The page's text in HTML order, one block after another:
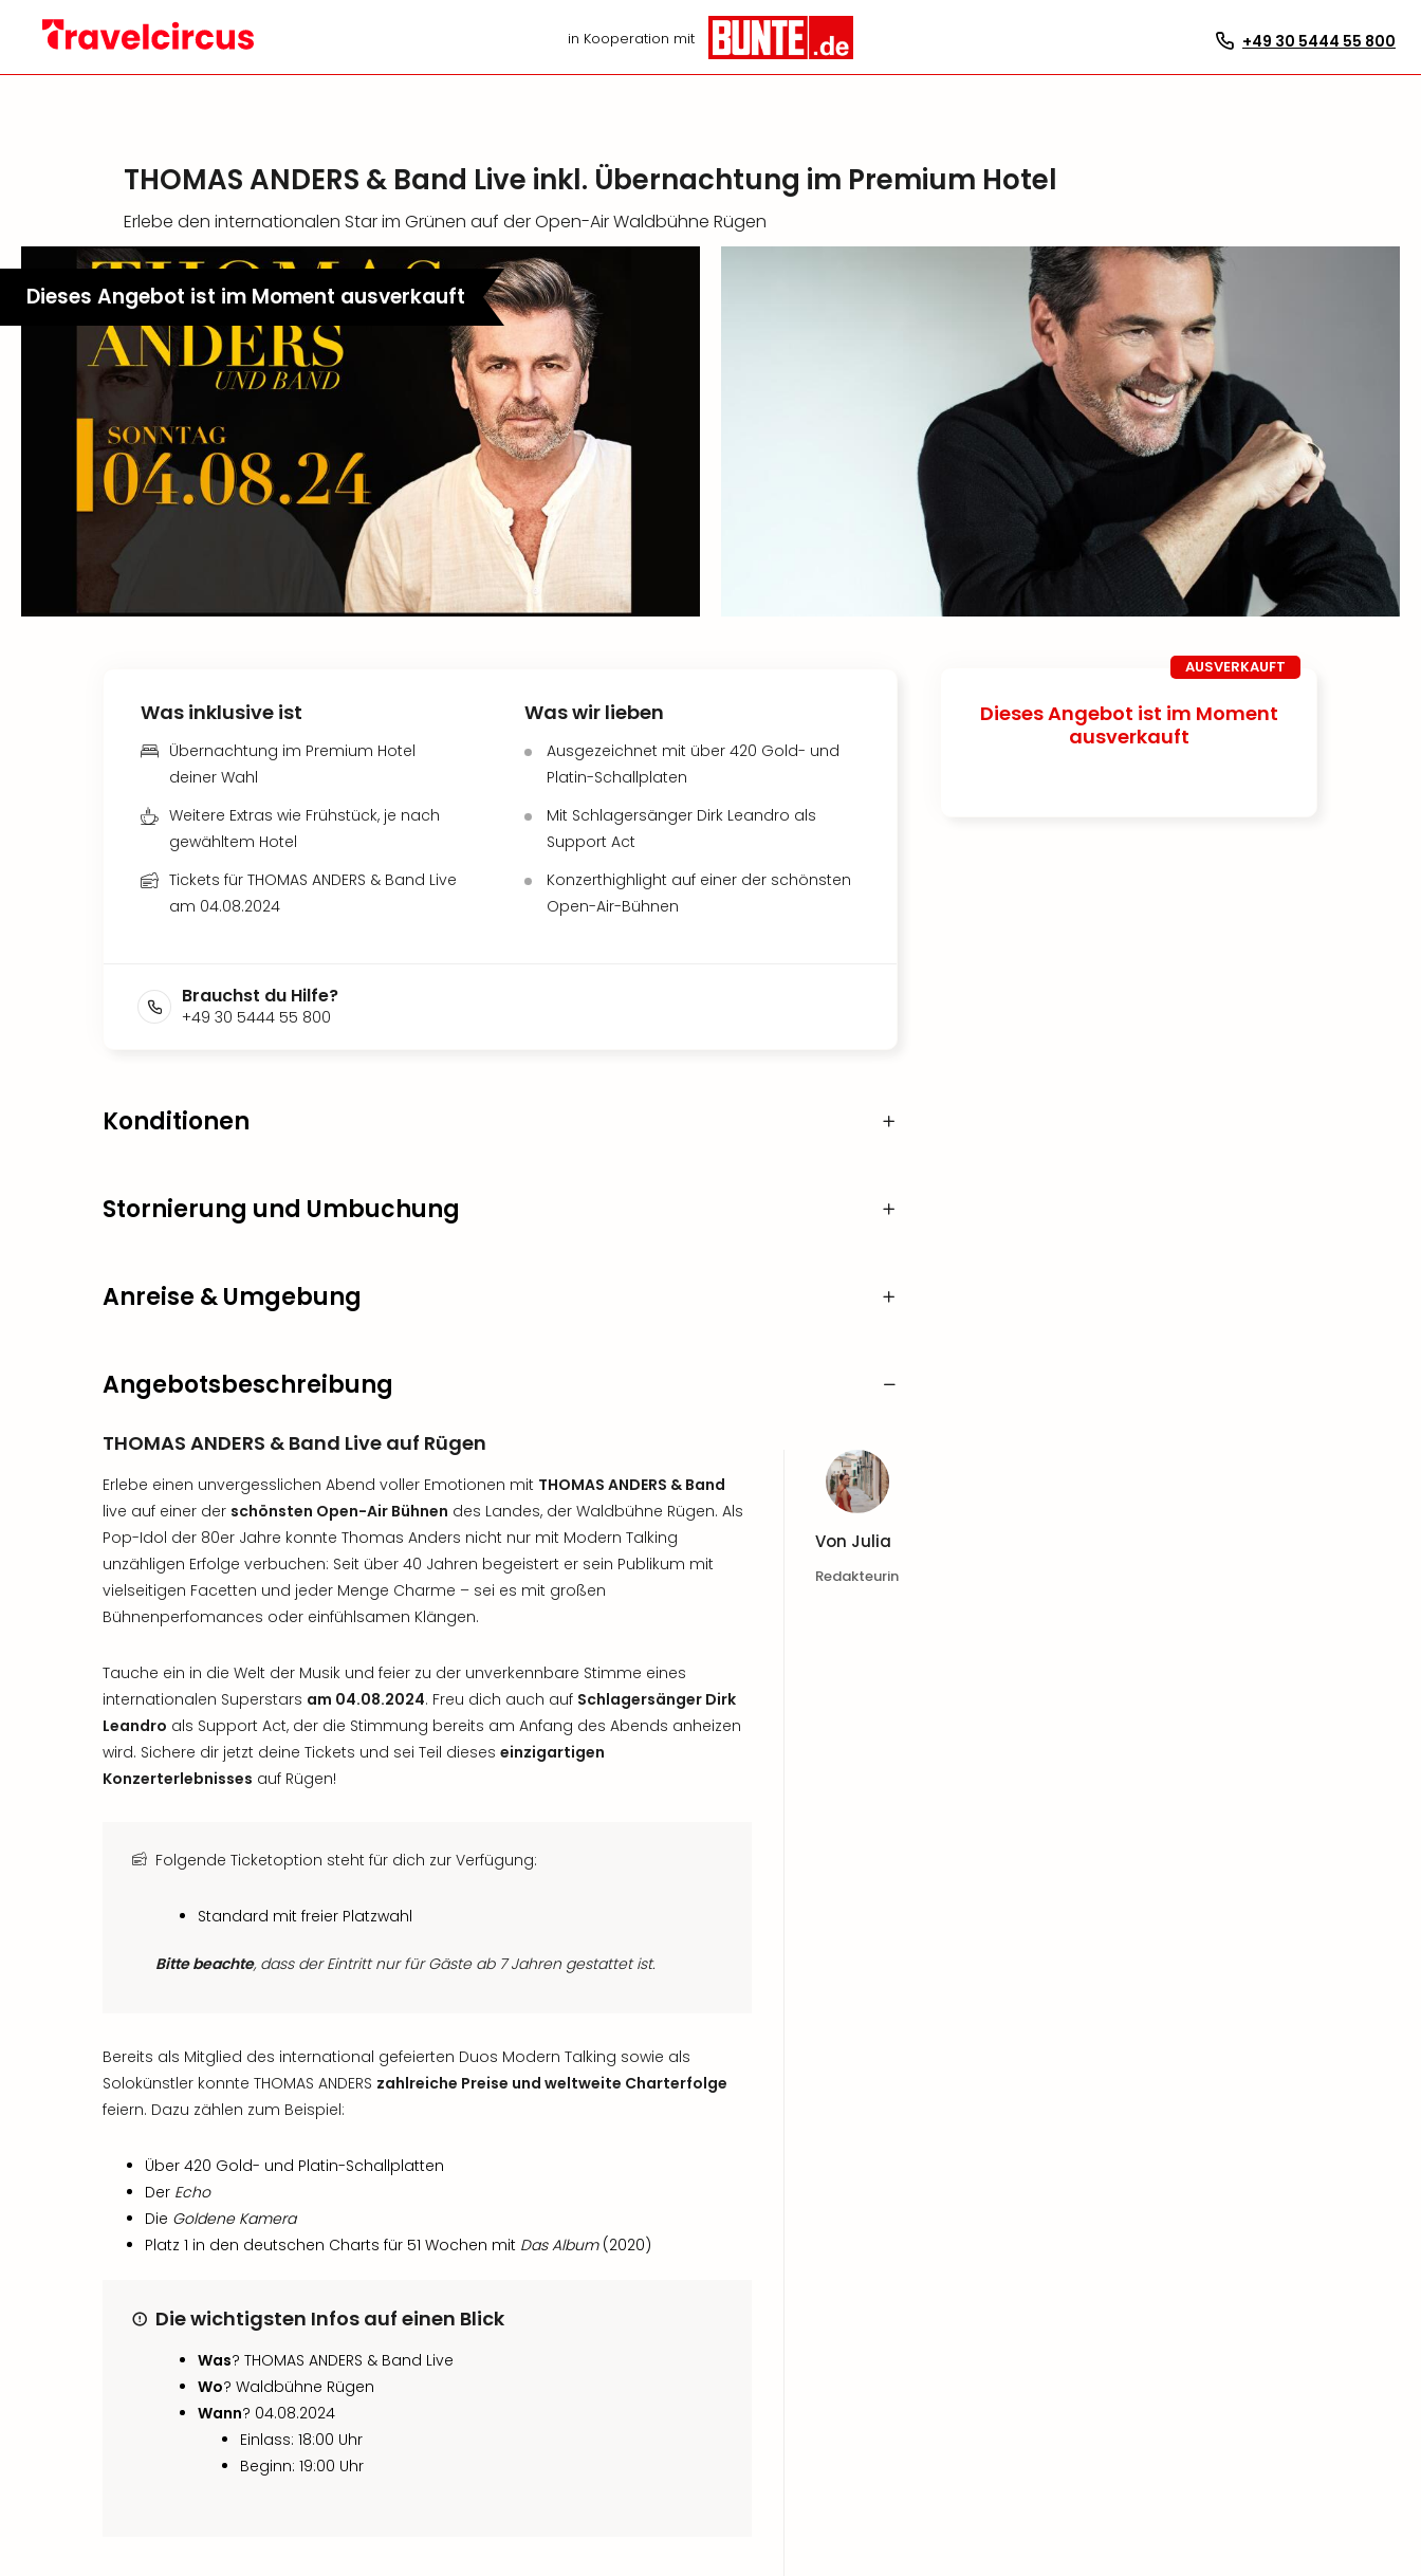
in Kooperation mit +49 30 5444 55 800
THOMAS ANDERS & Band Live inkl. Übernachtung im Premium Hotel
Erlebe den internationalen Star im Grünen auf der Open-Air Waldbühne Rügen
Dieses Angebot ist im Moment ausverkauft
AUSVERKAUFT
Dieses Angebot ist im Moment
ausverkauft
Was inklusive ist
Übernachtung im Premium Hotel
deiner Wahl
Weitere Extras wie Frühstück, je nach
gewähltem Hotel
Tickets für THOMAS ANDERS & Band Live
am 04.08.2024
Was wir lieben
Ausgezeichnet mit über 420 Gold- und
Platin-Schallplaten
Mit Schlagersänger Dirk Leandro als
Support Act
Konzerthighlight auf einer der schönsten
Open-Air-Bühnen
Brauchst du Hilfe?
+49 30 5444 55 800
Konditionen
Stornierung und Umbuchung
Anreise & Umgebung
Angebotsbeschreibung
THOMAS ANDERS & Band Live auf Rügen
Erlebe einen unvergesslichen Abend voller Emotionen mit THOMAS ANDERS & Band
live auf einer der schönsten Open-Air Bühnen des Landes, der Waldbühne Rügen. Als
Pop-Idol der 80er Jahre konnte Thomas Anders nicht nur mit Modern Talking
unzähligen Erfolge verbuchen: Seit über 40 Jahren begeistert er sein Publikum mit
vielseitigen Facetten und jeder Menge Charme – sei es mit großen
Bühnenperfomances oder einfühlsamen Klängen.
Tauche ein in die Welt der Musik und feier zu der unverkennbare Stimme eines
internationalen Superstars am 04.08.2024. Freu dich auch auf Schlagersänger Dirk
Leandro als Support Act, der die Stimmung bereits am Anfang des Abends anheizen
wird. Sichere dir jetzt deine Tickets und sei Teil dieses einzigartigen
Konzerterlebnisses auf Rügen!
Folgende Ticketoption steht für dich zur Verfügung:
Standard mit freier Platzwahl
Bitte beachte, dass der Eintritt nur für Gäste ab 7 Jahren gestattet ist.
Bereits als Mitglied des international gefeierten Duos Modern Talking sowie als
Solokünstler konnte THOMAS ANDERS zahlreiche Preise und weltweite Charterfolge
feiern. Dazu zählen zum Beispiel:
Über 420 Gold- und Platin-Schallplatten
Der Echo
Die Goldene Kamera
Platz 1 in den deutschen Charts für 51 Wochen mit Das Album(2020)
Die wichtigsten Infos auf einen Blick
Was? THOMAS ANDERS & Band Live
Wo? Waldbühne Rügen
Wann? 04.08.2024
Einlass: 18:00 Uhr
Beginn: 19:00 Uhr
Von Julia
Redakteurin